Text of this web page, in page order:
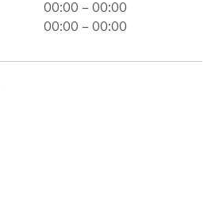
00:00 – 00:00
00:00 – 00:00